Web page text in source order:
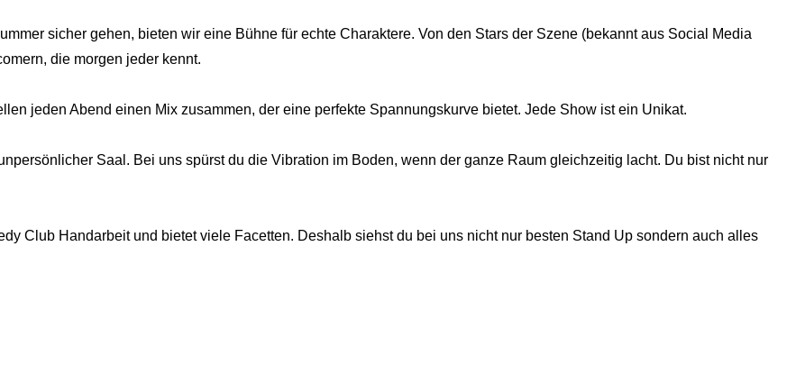
sicher gehen, bieten wir eine Bühne für echte Charaktere. Von den Stars der Szene (bekannt aus Social Media
die morgen jeder kennt.
jeden Abend einen Mix zusammen, der eine perfekte Spannungskurve bietet. Jede Show ist ein Unikat.
Saal. Bei uns spürst du die Vibration im Boden, wenn der ganze Raum gleichzeitig lacht. Du bist nicht nur
Club Handarbeit und bietet viele Facetten. Deshalb siehst du bei uns nicht nur besten Stand Up sondern auch alles